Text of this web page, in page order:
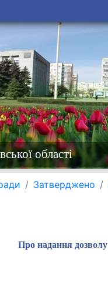
області
Затверджено
Про надання дозволу